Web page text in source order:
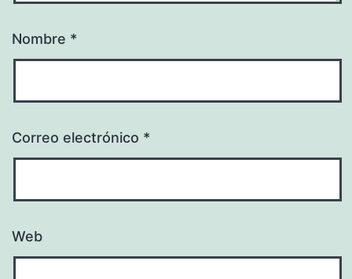
Nombre *
Correo electrónico *
Web